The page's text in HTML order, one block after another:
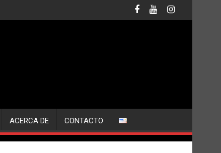
ACERCA DE CONTACTO